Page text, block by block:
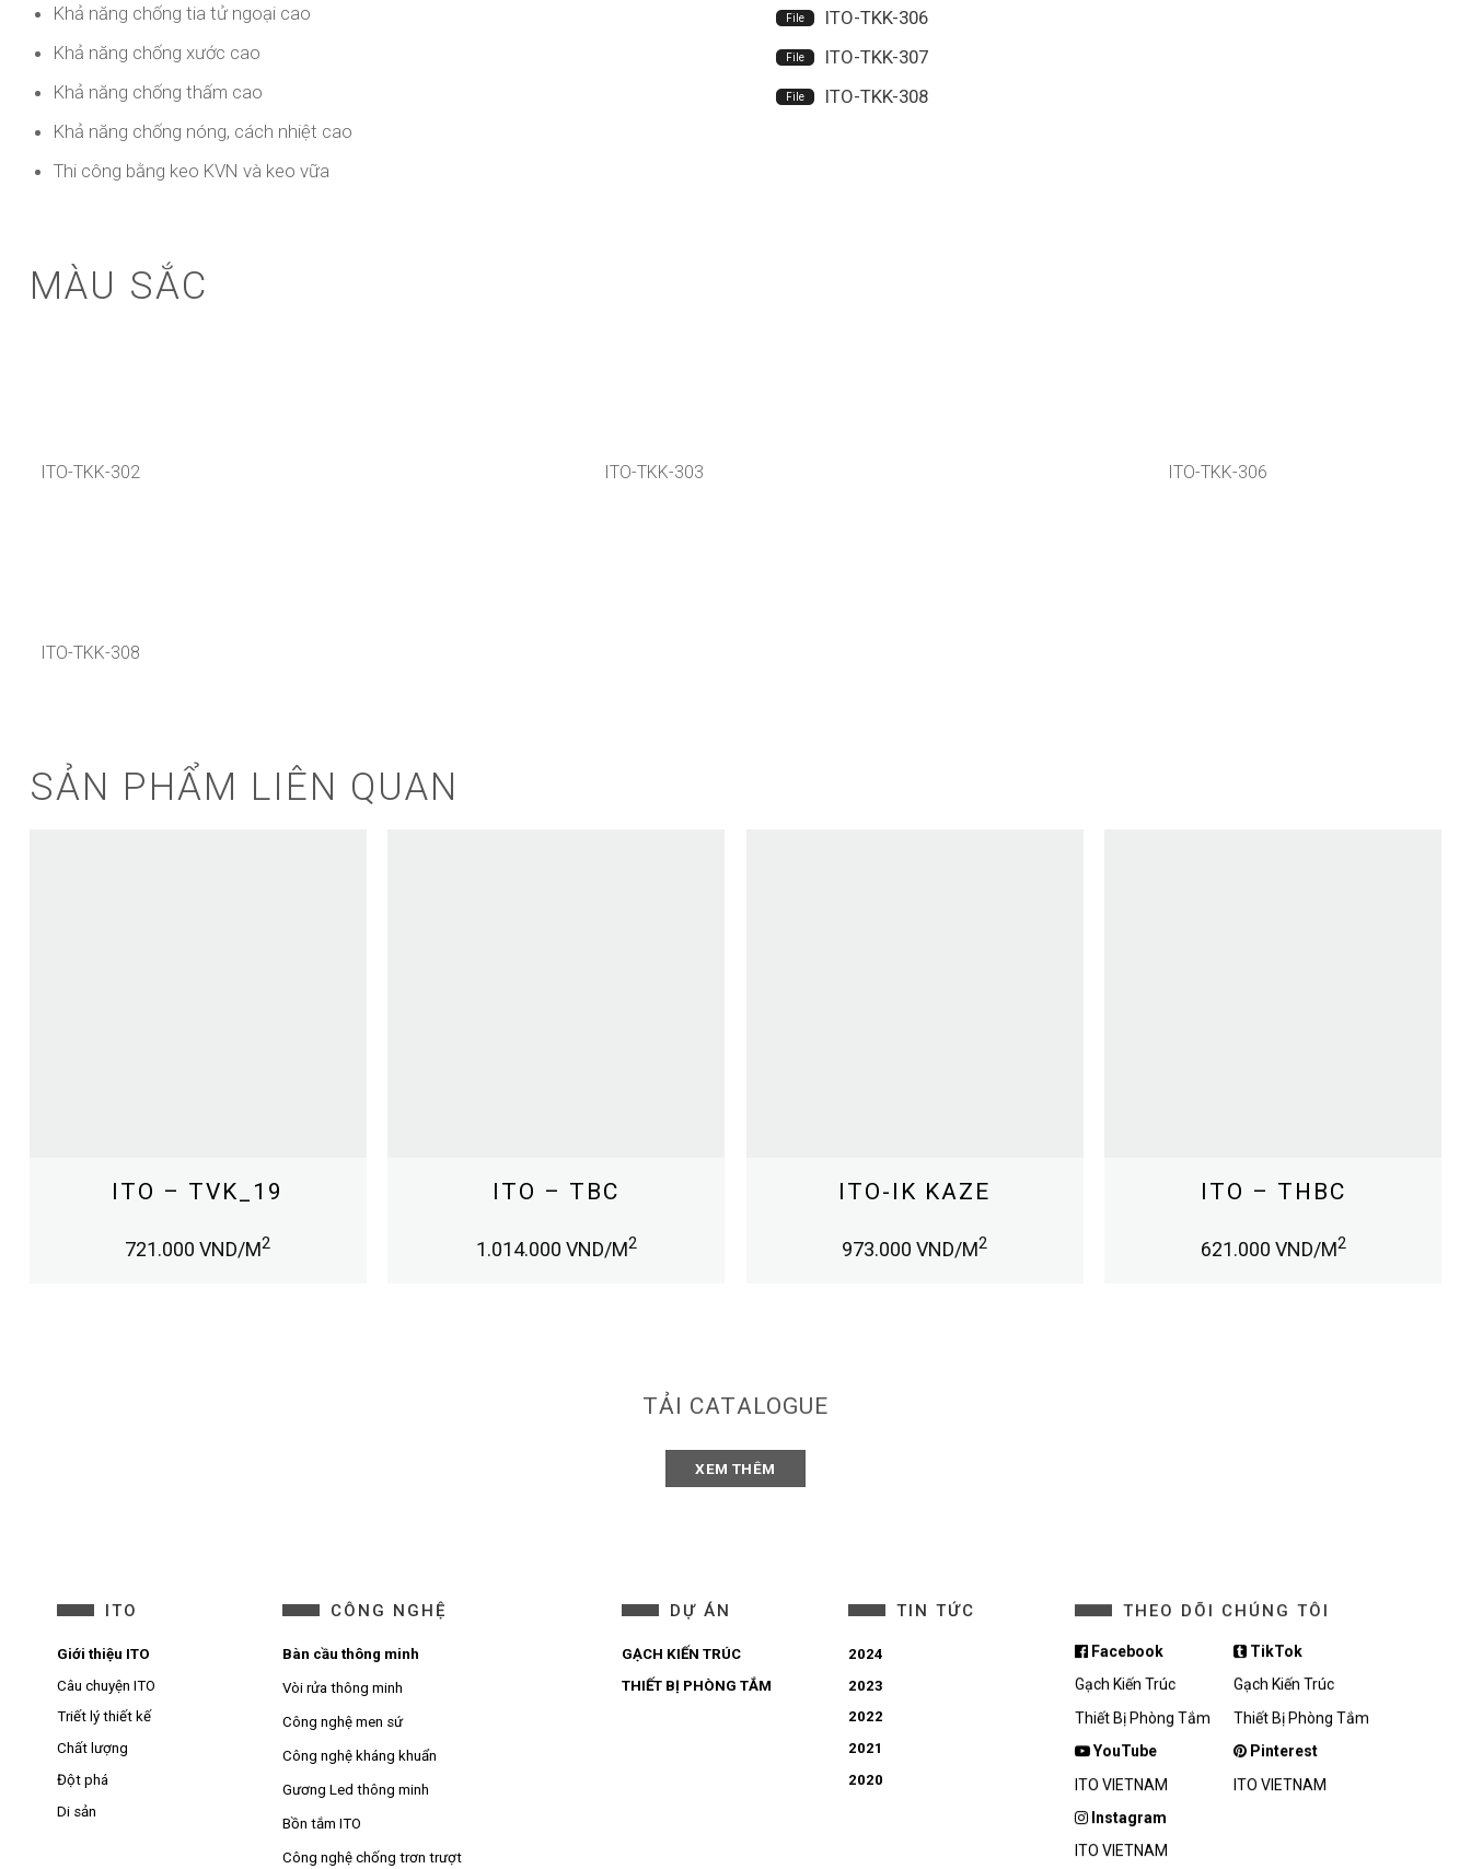
Khả năng chống tia tử ngoại cao
Khả năng chống xước cao
Khả năng chống thấm cao
Khả năng chống nóng, cách nhiệt cao
Thi công bằng keo KVN và keo vữa
ITO-TKK-306
ITO-TKK-307
ITO-TKK-308
MÀU SẮC
ITO-TKK-302 ITO-TKK-303 ITO-TKK-306
ITO-TKK-308
SẢN PHẨM LIÊN QUAN
ITO – TVK_19
721.000VND/M2
ITO – TBC
1.014.000 VND/M2
ITO-IK KAZE
973.000VND/M2
ITO – THBC
621.000 VND/M2
TẢI CATALOGUE
XEM THÊM
ITO
Giới thiệu ITO
Câu chuyện ITO
Triết lý thiết kế
Chất lượng
Đột phá
Di sản
CÔNG NGHỆ
Bàn cầu thông minh
Vòi rửa thông minh
Công nghệ men sứ
Công nghệ kháng khuẩn
Gương Led thông minh
Bồn tắm ITO
Công nghệ chống trơn trượt
DỰ ÁN
GẠCH KIẾN TRÚC
THIẾT BỊ PHÒNG TẮM
TIN TỨC
2024
2023
2022
2021
2020
THEO DÕI CHÚNG TÔI
Facebook
Gạch Kiến Trúc
Thiết Bị Phòng Tắm
YouTube
ITO VIETNAM
Instagram
ITO VIETNAM
TikTok
Gạch Kiến Trúc
Thiết Bị Phòng Tắm
Pinterest
ITO VIETNAM